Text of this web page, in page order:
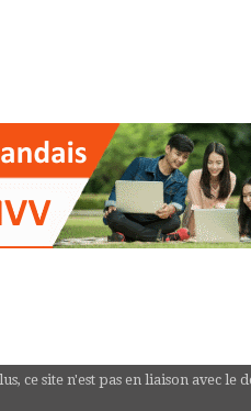
ce site n'est pas en liaison avec le